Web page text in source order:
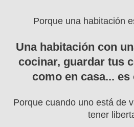
Porque una habitación
Una habitación con
cocinar, guardar tus
como en casa...
Porque cuando uno está de
tener